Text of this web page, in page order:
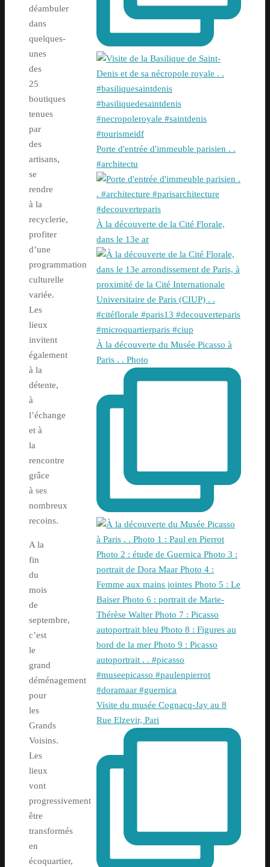
déambuler
dans
quelques-
unes
des
25
boutiques
tenues
par
des
artisans,
se
rendre
à la
recyclerie,
profiter
d’une
programmation
culturelle
variée.
Les
lieux
invitent
également
à la
détente,
à
l’échange
et à
la
rencontre
grâce
à ses
nombreux
recoins.
A la
fin
du
mois
de
septembre,
c’est
le
grand
déménagement
pour
les
Grands
Voisins.
Les
lieux
vont
progressivement
être
transformés
en
écoquartier,
Porte d'entrée d'immeuble parisien . .
#architectu
À la découverte de la Cité Florale,
dans le 13e ar
À la découverte du Musée Picasso à
Paris . . Photo
Visite du musée Cognacq-Jay au 8
Rue Elzevir, Pari